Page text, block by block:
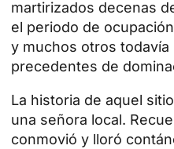
martirizados decenas
el periodo de
y muchos otros todavía
precedentes de
La historia de aquel
una señora local.
conmovió y lloró